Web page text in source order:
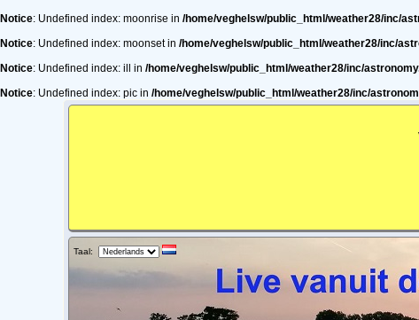
Notice: Undefined index: moonrise in /home/veghelsw/public_html/weather28/inc/
Notice: Undefined index: moonset in /home/veghelsw/public_html/weather28/inc/
Notice: Undefined index: ill in /home/veghelsw/public_html/weather28/inc/
Notice: Undefined index: pic in /home/veghelsw/public_html/weather28/inc/
Taal: